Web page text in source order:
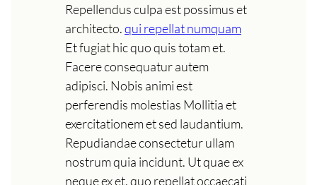
Repellendus culpa est possimus et
architecto.qui repellat numquam
Et fugiat hic quo quis totam et.
Facere consequatur autem
adipisci. Nobis animi est
perferendis molestias Mollitia et
exercitationem et sed laudantium.
Repudiandae consectetur ullam
nostrum quia incidunt. Ut quae ex
neque ex et. quo repellat occaecati